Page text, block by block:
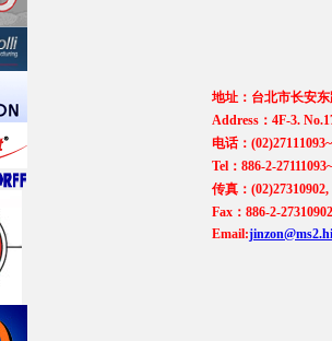
地址：台北市长安
Address：4F-3.
电话：
Tel：886-2-
传真：(02)27310902,
Fax：886-2-
Email: